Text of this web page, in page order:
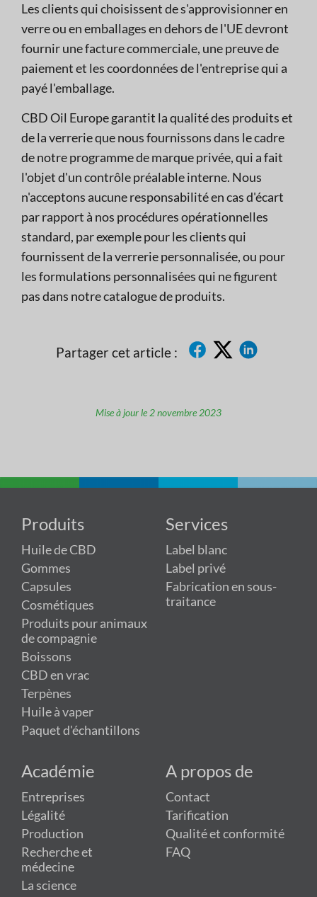
Les clients qui choisissent de s'approvisionner en
verre ou en emballages en dehors de l'UE devront
fournir une facture commerciale, une preuve de
paiement et les coordonnées de l'entreprise qui a
payé l'emballage.
CBD Oil Europe garantit la qualité des produits et
de la verrerie que nous fournissons dans le cadre
de notre programme de marque privée, qui a fait
l'objet d'un contrôle préalable interne. Nous
n'acceptons aucune responsabilité en cas d'écart
par rapport à nos procédures opérationnelles
standard, par exemple pour les clients qui
fournissent de la verrerie personnalisée, ou pour
les formulations personnalisées qui ne figurent
pas dans notre catalogue de produits.
Partager cet article :
Mise à jour le 2 novembre 2023
Produits
Huile de CBD
Gommes
Capsules
Cosmétiques
Produits pour animaux
de compagnie
Boissons
CBD en vrac
Terpènes
Huile à vaper
Paquet d'échantillons
Services
Label blanc
Label privé
Fabrication en sous-
traitance
Académie
Entreprises
Légalité
Production
Recherche et
médecine
La science
A propos de
Contact
Tarification
Qualité et conformité
FAQ